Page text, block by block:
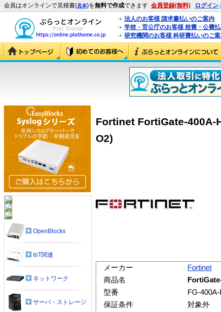
会員はオンラインで見積書(見本)を無料で作成できます 会員登録(無料) ログイン
法人のお客様 請求書払いのご案内
学校・官公庁のお客様 校費・公費
研究機関のお客様 科研費払いのご
Fortinet FortiGate-400A-
O2)
メーカー
Fortinet
商品名
型番
FG-
保証条件
対象外
OpenBlocks
IoT関連
ネットワーク
サーバ・ストレージ